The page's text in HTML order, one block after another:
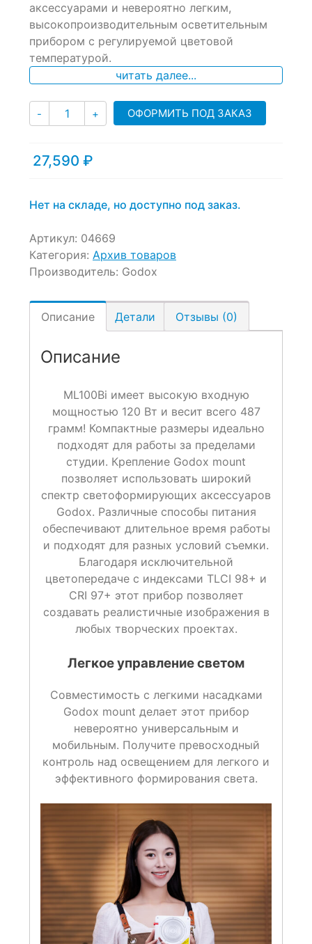
on
customer
ratings
аксессуарами и невероятно легким,
высокопроизводительным осветительным
прибором с регулируемой цветовой
температурой.
читать далее...
- Количество
+ ОФОРМИТЬ ПОД ЗАКАЗ
27,590 ₽
Нет на складе, но доступно под заказ.
Артикул: 04669
Категория: Архив товаров
Производитель: Godox
Описание Детали Отзывы (0)
Описание
ML100Bi имеет высокую входную
мощностью 120 Вт и весит всего 487
грамм! Компактные размеры идеально
подходят для работы за пределами
студии. Крепление Godox mount
позволяет использовать широкий
спектр светоформирующих аксессуаров
Godox. Различные способы питания
обеспечивают длительное время работы
и подходят для разных условий съемки.
Благодаря исключительной
цветопередаче с индексами TLCI 98+ и
CRI 97+ этот прибор позволяет
создавать реалистичные изображения в
любых творческих проектах.
Легкое управление светом
Совместимость с легкими насадками
Godox mount делает этот прибор
невероятно универсальным и
мобильным. Получите превосходный
контроль над освещением для легкого и
эффективного формирования света.